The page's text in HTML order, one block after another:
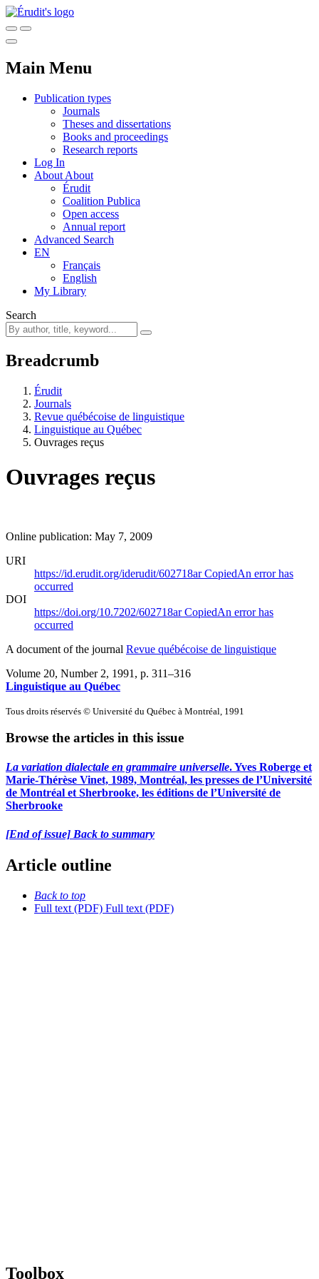
Main Menu
Publication types
Journals
Theses and dissertations
Books and proceedings
Research reports
Log In
About About
Érudit
Coalition Publica
Open access
Annual report
Advanced Search
EN
Français
English
My Library
Search
Breadcrumb
Érudit
Journals
Revue québécoise de linguistique
Linguistique au Québec
Ouvrages reçus
Ouvrages reçus
Online publication: May 7, 2009
URI
https://id.erudit.org/iderudit/602718arCopiedAn error has
occurred
DOI
https://doi.org/10.7202/602718arCopiedAn error has
occurred
A document of the journal Revue québécoise de linguistique
Volume 20, Number 2, 1991 , p. 311–316
Linguistique au Québec
Tous droits réservés © Université du Québec à Montréal, 1991
Browse the articles in this issue
La variation dialectale en grammaire universelle. Yves Roberge et
Marie-Thérèse Vinet, 1989, Montréal, les presses de l’Université
de Montréal et Sherbrooke, les éditions de l’Université de
Sherbrooke
[End of issue] Back to summary
Article outline
Back to top
Full text (PDF) Full text (PDF)
Toolbox